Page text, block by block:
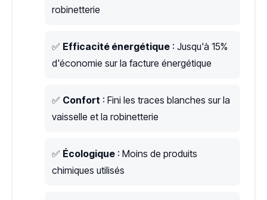
robinetterie
✅ Efficacité énergétique : Jusqu'à 15%
d'économie sur la facture énergétique
✅ Confort : Fini les traces blanches sur la
vaisselle et la robinetterie
✅ Écologique : Moins de produits
chimiques utilisés